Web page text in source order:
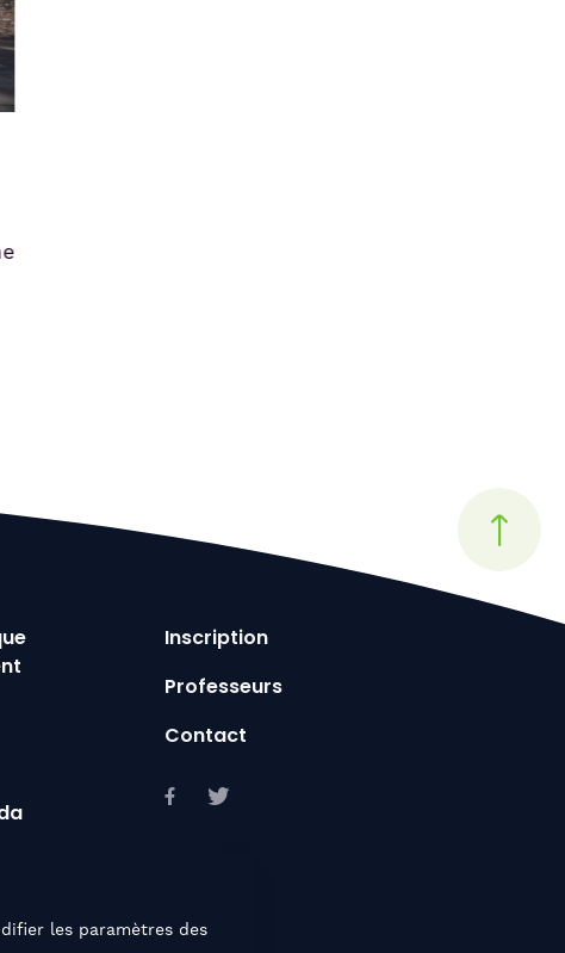
Inscription
Professeurs
Contact
les paramètres des